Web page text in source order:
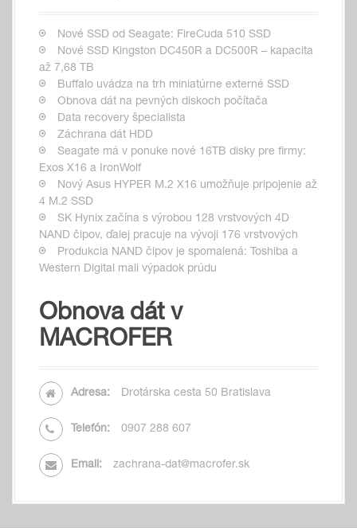
Nové SSD od Seagate: FireCuda 510 SSD
Nové SSD Kingston DC450R a DC500R – kapacita
až 7,68 TB
Buffalo uvádza na trh miniatúrne externé SSD
Obnova dát na pevných diskoch počítača
Data recovery špecialista
Záchrana dát HDD
Seagate má v ponuke nové 16TB disky pre firmy:
Exos X16 a IronWolf
Nový Asus HYPER M.2 X16 umožňuje pripojenie až
4 M.2 SSD
SK Hynix začína s výrobou 128 vrstvových 4D
NAND čipov, ďalej pracuje na vývoji 176 vrstvových
Produkcia NAND čipov je spomalená: Toshiba a
Western Digital mali výpadok prúdu
Obnova dát v
MACROFER
Adresa: Drotárska cesta 50 Bratislava
Telefón: 0907 288 607
Email: zachrana-dat@macrofer.sk